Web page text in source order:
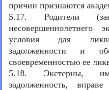
причин признаются
5.17. Родители
несовершеннолетнего
условия для
задолженности и
своевременностью ее
5.18. Экстерны,
задолженность,